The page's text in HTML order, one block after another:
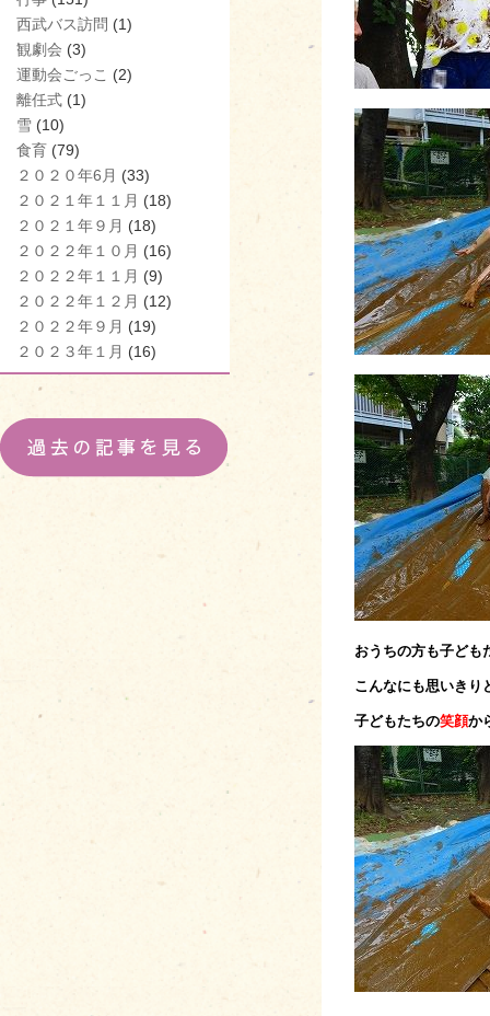
西武バス訪問 (1)
観劇会 (3)
運動会ごっこ (2)
離任式 (1)
雪 (10)
食育 (79)
２０２０年6月 (33)
２０２１年１１月 (18)
２０２１年９月 (18)
２０２２年１０月 (16)
２０２２年１１月 (9)
２０２２年１２月 (12)
２０２２年９月 (19)
２０２３年１月 (16)
おうちの方も子ども
こんなにも思いきり
子どもたちの笑顔か